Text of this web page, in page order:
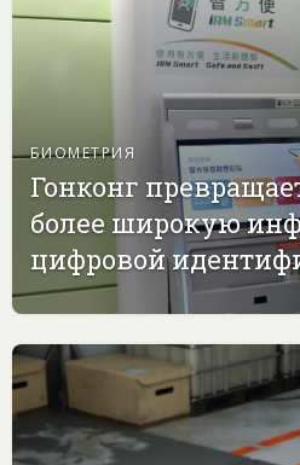
БИОМЕТРИЯ
Гонконг
более широкую
цифровой